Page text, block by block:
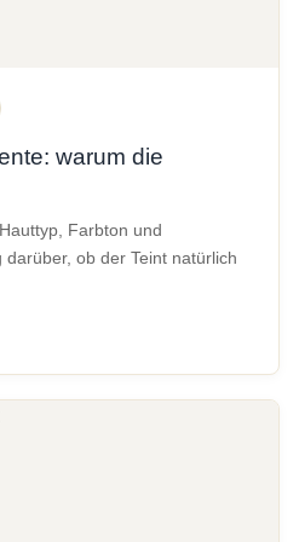
warum die
Farbton und
ob der Teint natürlich